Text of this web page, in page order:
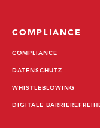
COMPLIANCE
COMPLIANCE
DATENSCHUTZ
WHISTLEBLOWING
DIGITALE